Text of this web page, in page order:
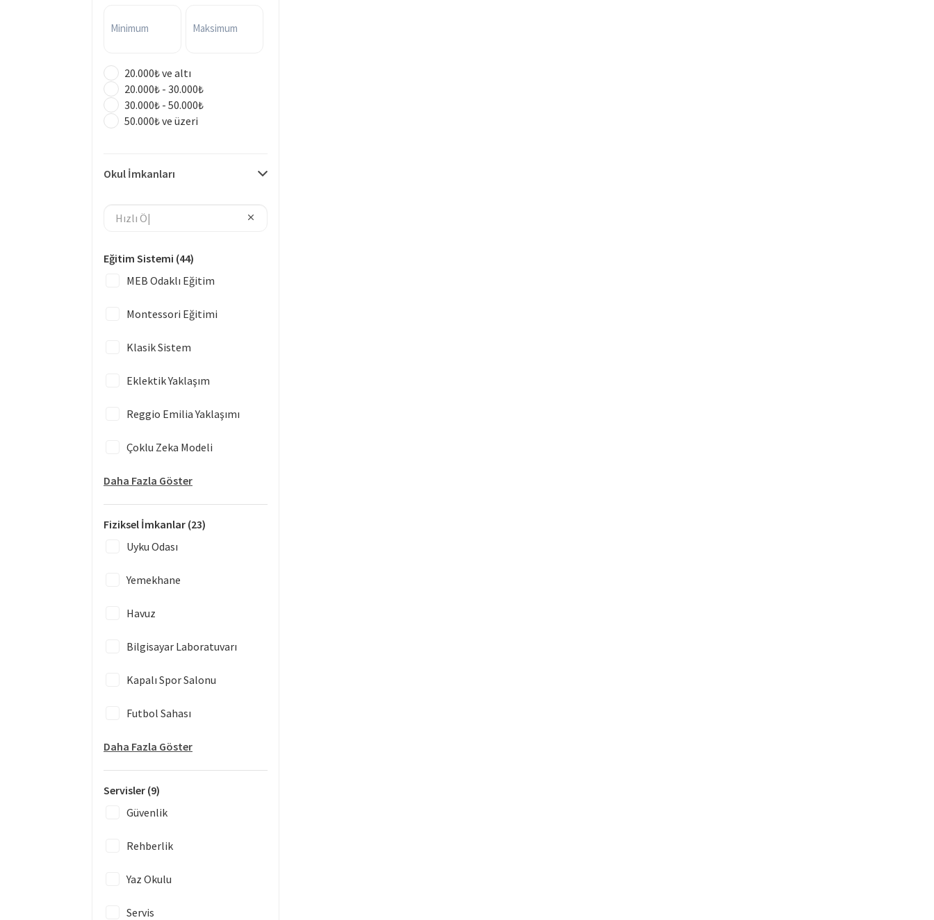
Minimum Maksimum
20.000₺ ve altı
20.000₺ - 30.000₺
30.000₺ - 50.000₺
50.000₺ ve üzeri
Okul İmkanları
Eğitim Sistemi (44)
MEB Odaklı Eğitim
Montessori Eğitimi
Klasik Sistem
Eklektik Yaklaşım
Reggio Emilia Yaklaşımı
Çoklu Zeka Modeli
Daha Fazla Göster
Fiziksel İmkanlar (23)
Uyku Odası
Yemekhane
Havuz
Bilgisayar Laboratuvarı
Kapalı Spor Salonu
Futbol Sahası
Daha Fazla Göster
Servisler (9)
Güvenlik
Rehberlik
Yaz Okulu
Servis